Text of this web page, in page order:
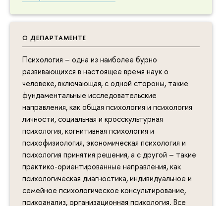
О ДЕПАРТАМЕНТЕ
Психология – одна из наиболее бурно
развивающихся в настоящее время наук о
человеке, включающая, с одной стороны, такие
фундаментальные исследовательские
направления, как общая психология и психология
личности, социальная и кросскультурная
психология, когнитивная психология и
психофизиология, экономическая психология и
психология принятия решения, а с другой – такие
практико-ориентированные направления, как
психологическая диагностика, индивидуальное и
семейное психологическое консультирование,
психоанализ, организационная психология. Все